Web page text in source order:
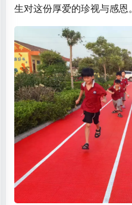
生对这份厚爱的珍视与感恩。